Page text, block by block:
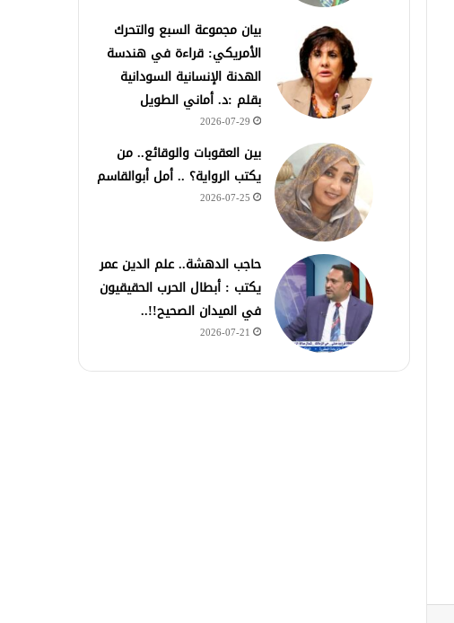
بيان مجموعة السبع والتحرك
الأمريكي: قراءة في هندسة
الهدنة الإنسانية السودانية
بقلم :د. أماني الطويل
2026-07-29
بين العقوبات والوقائع.. من
يكتب الرواية؟ .. أمل أبوالقاسم
2026-07-25
حاجب الدهشة.. علم الدين عمر
يكتب : أبطال الحرب الحقيقيون
في الميدان الصحيح!!..
2026-07-21